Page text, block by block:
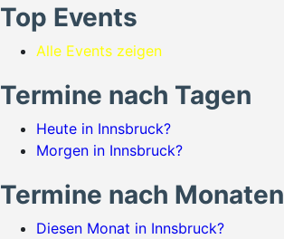
Top Events
Alle Events zeigen
Termine nach Tagen
Heute in Innsbruck?
Morgen in Innsbruck?
Termine nach Monaten
Diesen Monat in Innsbruck?